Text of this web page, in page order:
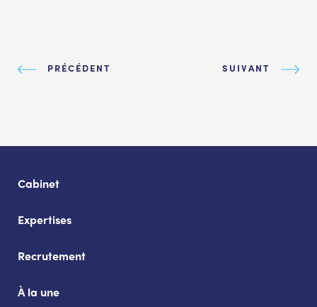
PRÉCÉDENT SUIVANT
Cabinet
Expertises
Recrutement
À la une